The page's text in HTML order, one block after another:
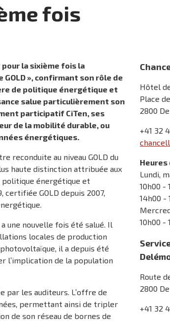
fois
la sixième fois la
», confirmant son rôle de
de politique énergétique et
salue particulièrement son
participatif CiTen, ses
de la mobilité durable, ou
énergétiques.
reconduite au niveau GOLD du
haute distinction attribuée aux
politique énergétique et
GOLD depuis 2007,
une nouvelle fois été salué. Il
locales de production
il a depuis été
l’implication de la population
par les auditeurs. L’offre de
permettant ainsi de tripler
de son réseau de bornes de
Hôtel
Place
2800
+41 32
Lundi,
10h00 -
14h00 -
10h00 -
Route
2800
+41 32